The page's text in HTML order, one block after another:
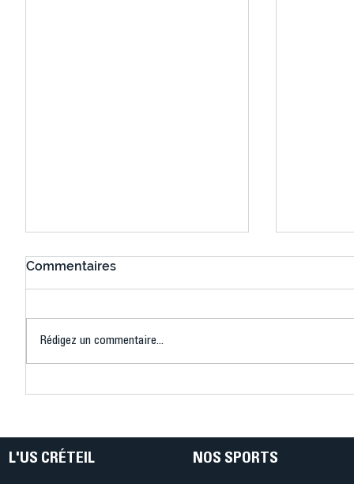
Commentaires
Rédigez un commentaire...
L'US CRÉTEIL NOS SPORTS